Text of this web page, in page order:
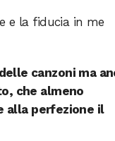
e la fiducia in me
canzoni ma
che almeno
alla perfezione il